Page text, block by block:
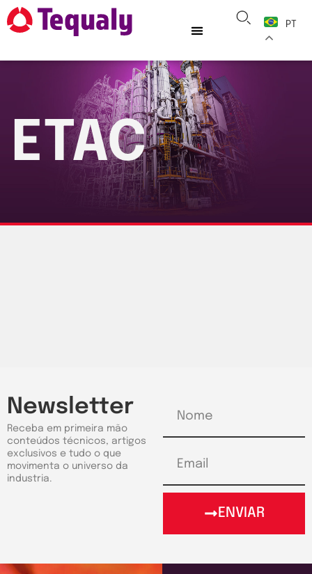
PT
ETAC
Newsletter
Receba em primeira mão
conteúdos técnicos, artigos
exclusivos e tudo o que
movimenta o universo da
industria.
ENVIAR